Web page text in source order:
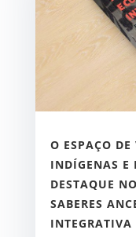
O ESPAÇO
INDÍGENAS E
DESTAQUE
SABERES
INTEGRATIVA